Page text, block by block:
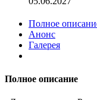
Полное
Анонс
Галерея
Полное описание